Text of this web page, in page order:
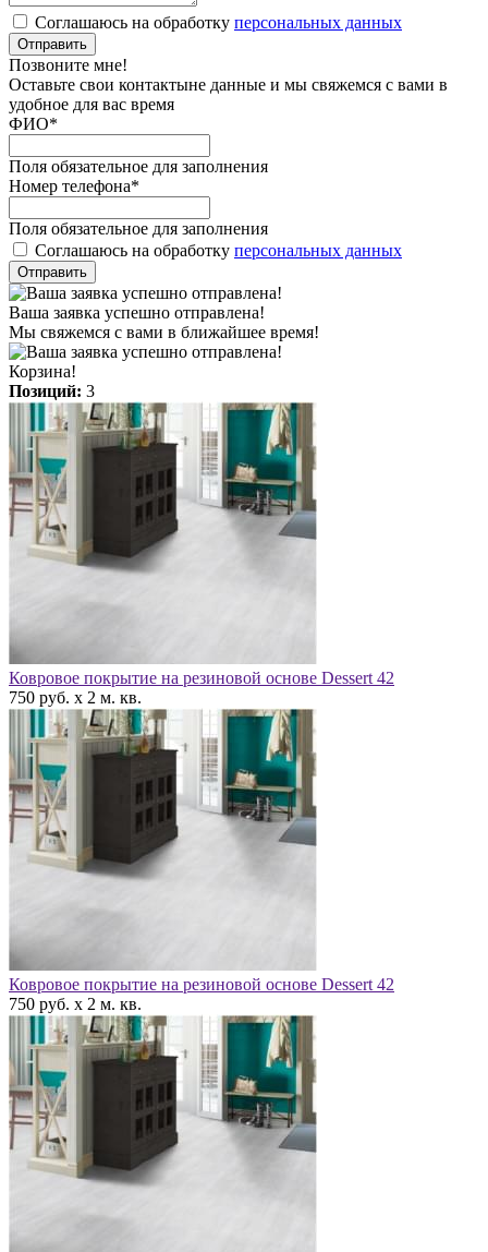
Соглашаюсь на обработку персональных данных
Отправить
Позвоните мне!
Оставьте свои контактыне данные и мы свяжемся с вами в
удобное для вас время
ФИО*
Поля обязательное для заполнения
Номер телефона*
Поля обязательное для заполнения
Соглашаюсь на обработку персональных данных
Отправить
Ваша заявка успешно отправлена!
Мы свяжемся с вами в ближайшее время!
Корзина!
Позиций: 3
Ковровое покрытие на резиновой основе Dessert 42
750 руб. x 2 м. кв.
Ковровое покрытие на резиновой основе Dessert 42
750 руб. x 2 м. кв.